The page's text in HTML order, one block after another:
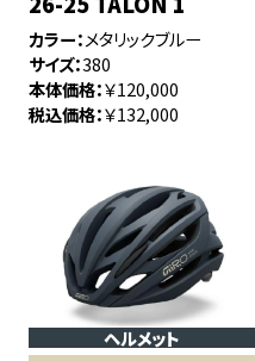
カラー メタリックブルー
サイズ 380
本体価格 ￥120,000
税込価格 ￥132,000
ヘルメット